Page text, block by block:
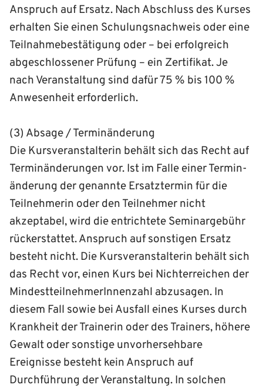
Anspruch auf Ersatz. Nach Abschluss des Kurses
erhalten Sie einen Schulungs­nachweis oder eine
Teilnahme­bestätigung oder – bei erfolgreich
abgeschlossener Prüfung – ein Zertifikat. Je
nach Veranstaltung sind dafür 75 % bis 100 %
Anwesenheit erforderlich.
(3) Absage / Terminänderung
Die Kursveranstalterin behält sich das Recht auf
Terminänderungen vor. Ist im Falle einer Termin­
änderung der genannte Ersatz­termin für die
Teilnehmerin oder den Teilnehmer nicht
akzeptabel, wird die entrichtete Seminargebühr
rückerstattet. Anspruch auf sonstigen Ersatz
besteht nicht. Die Kurs­veranstalterin behält sich
das Recht vor, einen Kurs bei Nichterreichen der
Mindest­teilnehmerInnenzahl abzusagen. In
diesem Fall sowie bei Ausfall eines Kurses durch
Krankheit der Trainerin oder des Trainers, höhere
Gewalt oder sonstige unvorhersehbare
Ereignisse besteht kein Anspruch auf
Durchführung der Veranstaltung. In solchen